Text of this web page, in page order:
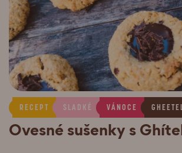
RECEPT SLADKÉ VÁNOCE
Ovesné sušenky s